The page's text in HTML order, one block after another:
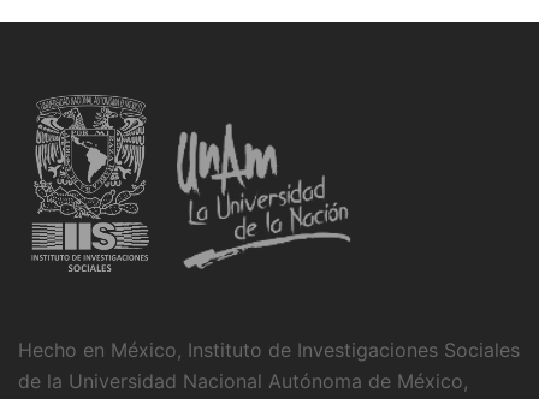
Hecho en México, Instituto de Investigaciones Sociales
de la Universidad Nacional Autónoma de México,